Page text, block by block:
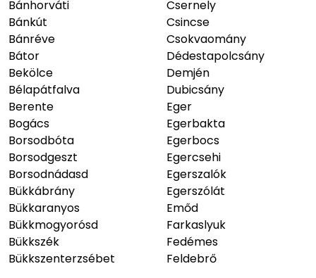
Bánhorváti
Bánkút
Bánréve
Bátor
Bekölce
Bélapátfalva
Berente
Bogács
Borsodbóta
Borsodgeszt
Borsodnádasd
Bükkábrány
Bükkaranyos
Bükkmogyorósd
Bükkszék
Bükkszenterzsébet
Csernely
Csincse
Csokvaomány
Dédestapolcsány
Demjén
Dubicsány
Eger
Egerbakta
Egerbocs
Egercsehi
Egerszalók
Egerszólát
Emőd
Farkaslyuk
Fedémes
Feldebrő